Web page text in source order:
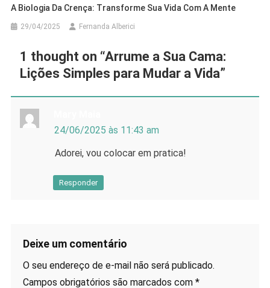
A Biologia Da Crença: Transforme Sua Vida Com A Mente
29/04/2025 Fernanda Alberici
1 thought on “Arrume a Sua Cama:
Lições Simples para Mudar a Vida”
24/06/2025 às 11:43 am
Adorei, vou colocar em pratica!
Responder
Deixe um comentário
O seu endereço de e-mail não será publicado.
Campos obrigatórios são marcados com *